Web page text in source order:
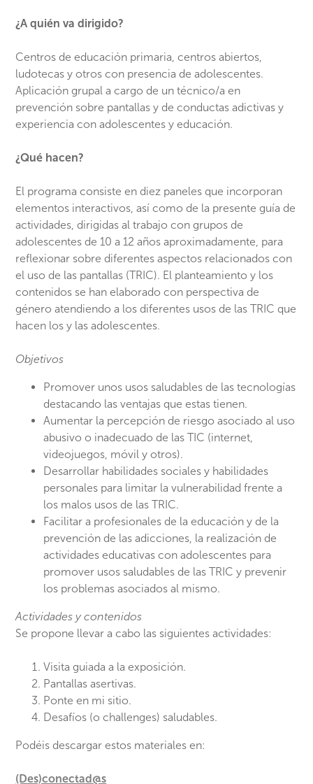
¿A quién va dirigido?
Centros de educación primaria, centros abiertos,
ludotecas y otros con presencia de adolescentes.
Aplicación grupal a cargo de un técnico/a en
prevención sobre pantallas y de conductas adictivas y
experiencia con adolescentes y educación.
¿Qué hacen?
El programa consiste en diez paneles que incorporan
elementos interactivos, así como de la presente guía de
actividades, dirigidas al trabajo con grupos de
adolescentes de 10 a 12 años aproximadamente, para
reflexionar sobre diferentes aspectos relacionados con
el uso de las pantallas (TRIC). El planteamiento y los
contenidos se han elaborado con perspectiva de
género atendiendo a los diferentes usos de las TRIC que
hacen los y las adolescentes.
Objetivos
Promover unos usos saludables de las tecnologías
destacando las ventajas que estas tienen.
Aumentar la percepción de riesgo asociado al uso
abusivo o inadecuado de las TIC (internet,
videojuegos, móvil y otros).
Desarrollar habilidades sociales y habilidades
personales para limitar la vulnerabilidad frente a
los malos usos de las TRIC.
Facilitar a profesionales de la educación y de la
prevención de las adicciones, la realización de
actividades educativas con adolescentes para
promover usos saludables de las TRIC y prevenir
los problemas asociados al mismo.
Actividades y contenidos
Se propone llevar a cabo las siguientes actividades:
Visita guiada a la exposición.
Pantallas asertivas.
Ponte en mi sitio.
Desafíos (o challenges) saludables.
Podéis descargar estos materiales en:
(Des)conectad@s